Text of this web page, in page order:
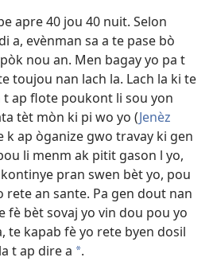
apre 40 jou 40 nuit. Selon
a, evènman sa a te pase bò
nou an. Men bagay yo pa t
toujou nan lach la. Lach la ki te
ap flote poukont li sou yon
tèt mòn ki pi wo yo (Jenèz
k ap òganize gwo travay ki gen
li menm ak pitit gason l yo,
kontinye pran swen bèt yo, pou
rete an sante. Pa gen dout nan
fè bèt sovaj yo vin dou pou yo
te kapab fè yo rete byen dosil
t ap dire a a.